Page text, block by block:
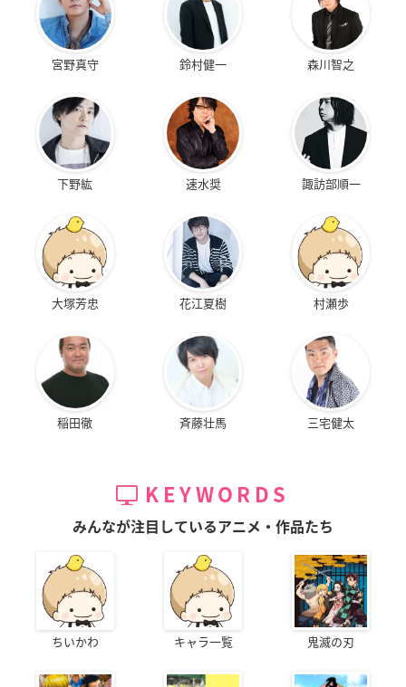
宮野真守 鈴村健一 森川智之
下野紘 速水奨 諏訪部順一
大塚芳忠 花江夏樹 村瀬歩
稲田徹 斉藤壮馬 三宅健太
KEYWORDS
みんなが注目しているアニメ・作品たち
ちいかわ キャラ一覧 鬼滅の刃